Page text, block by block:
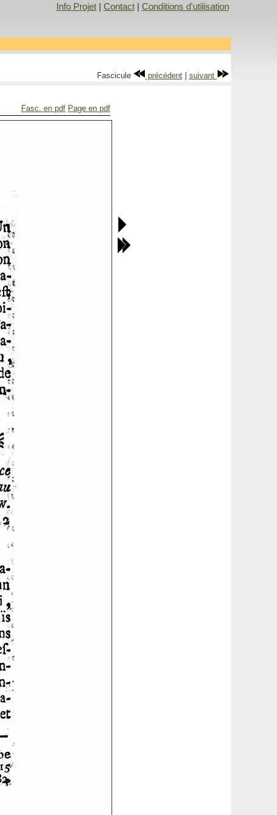
Info Projet| Contact| Conditions d'utilisation
Fascicule précédent| suivant
Fasc. en pdf Page en pdf